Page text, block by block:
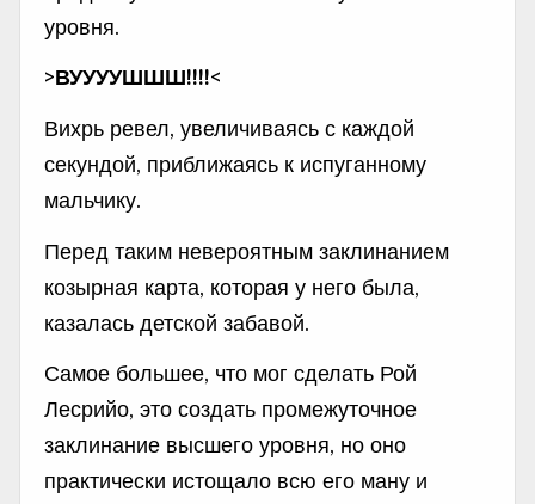
уровня.
>ВУУУУШШШ!!!!<
Вихрь ревел, увеличиваясь с каждой
секундой, приближаясь к испуганному
мальчику.
Перед таким невероятным заклинанием
козырная карта, которая у него была,
казалась детской забавой.
Самое большее, что мог сделать Рой
Лесрийо, это создать промежуточное
заклинание высшего уровня, но оно
практически истощало всю его ману и